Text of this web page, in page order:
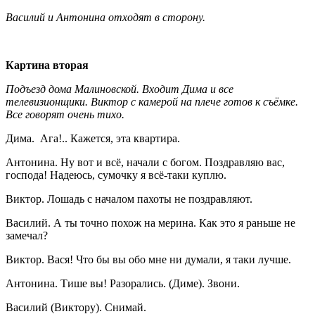
Василий и Антонина отходят в сторону.
Картина вторая
Подъезд дома Малиновской. Входит Дима и все
телевизионщики. Виктор с камерой на плече готов к съёмке.
Все говорят очень тихо.
Дима. Ага!.. Кажется, эта квартира.
Антонина. Ну вот и всё, начали с богом. Поздравляю вас,
господа! Надеюсь, сумочку я всё-таки куплю.
Виктор. Лошадь с началом пахоты не поздравляют.
Василий. А ты точно похож на мерина. Как это я раньше не
замечал?
Виктор. Вася! Что бы вы обо мне ни думали, я таки лучше.
Антонина. Тише вы! Разорались. (Диме). Звони.
Василий (Виктору). Снимай.